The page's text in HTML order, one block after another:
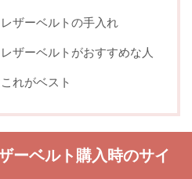
ザーベルトの手入れ
ザーベルトがおすすめな人
れがベスト
ーベルト購入時のサイ